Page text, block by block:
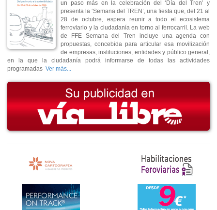
un paso más en la celebración del ‘Día del Tren’ y
presenta la ‘Semana del TREN’, una fiesta que, del 21 al
28 de octubre, espera reunir a todo el ecosistema
ferroviario y la ciudadanía en torno al ferrocarril. La web
de FFE Semana del Tren incluye una agenda con
propuestas, concebida para articular esa movilización
de empresas, instituciones, entidades y público general,
en la que la ciudadanía podrá informarse de todas las actividades
programadas Ver más...